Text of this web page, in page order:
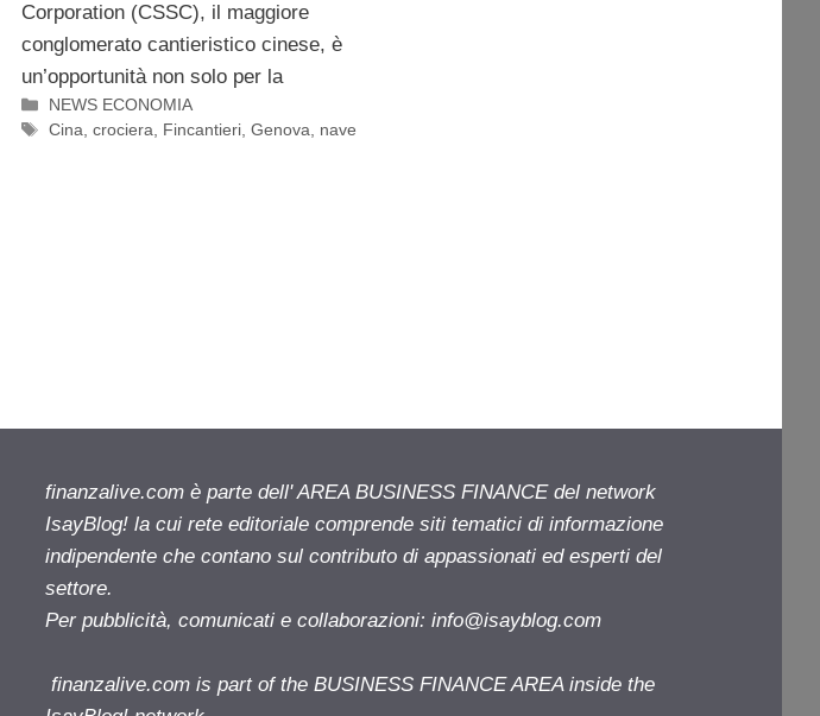
Corporation (CSSC), il maggiore
conglomerato cantieristico cinese, è
un’opportunità non solo per la
Categorie
NEWS ECONOMIA
Tag
Cina,crociera, Fincantieri,Genova, nave
finanzalive.com è parte dell' AREA BUSINESS FINANCE del network
IsayBlog! la cui rete editoriale comprende siti tematici di informazione
indipendente che contano sul contributo di appassionati ed esperti del
settore.
Per pubblicità, comunicati e collaborazioni: info@isayblog.com
finanzalive.com is part of the BUSINESS FINANCE AREA inside the